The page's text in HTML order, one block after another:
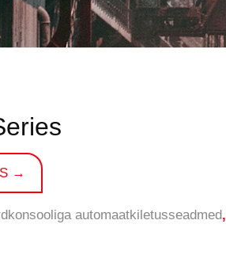
→
automaatkiletusseadmed,